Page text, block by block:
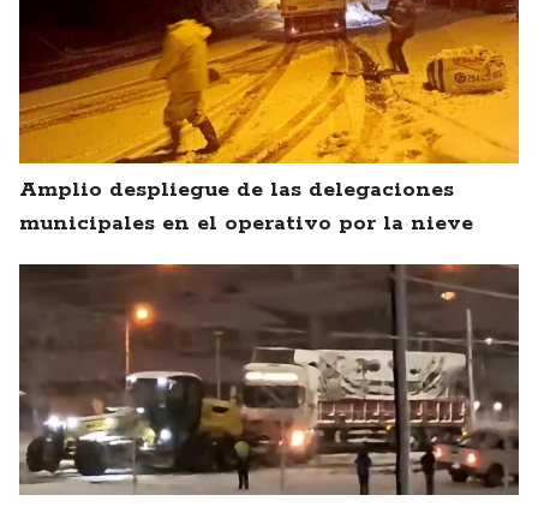
Amplio despliegue de las delegaciones
municipales en el operativo por la nieve